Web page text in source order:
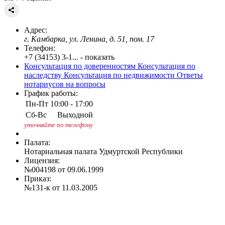
Адрес:
г. Камбарка, ул. Ленина, д. 51, пом. 17
Телефон:
+7 (34153) 3-1... - показать
Консультация по доверенностям Консультация по
наследству Консультация по недвижимости Ответы
нотариусов на вопросы
График работы:
Пн-Пт 10:00 - 17:00
Сб-Вс
Выходной
уточняйте по телефону
Палата:
Нотариальная палата Удмуртской Республики
Лицензия:
№004198 от 09.06.1999
Приказ:
№131-к от 11.03.2005